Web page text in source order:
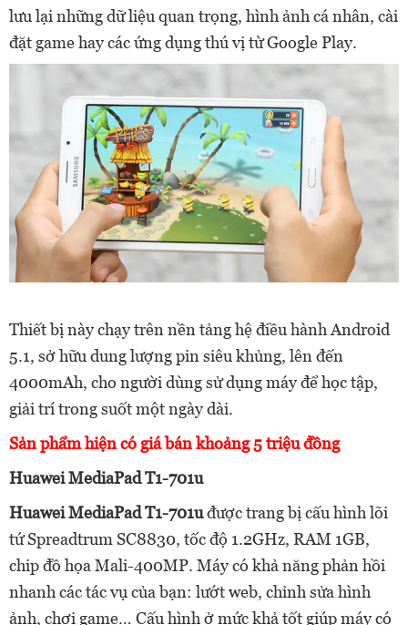
lưu lại những dữ liệu quan trọng, hình ảnh cá nhân, cài
đặt game hay các ứng dụng thú vị từ Google Play.
Thiết bị này chạy trên nền tảng hệ điều hành Android
5.1, sở hữu dung lượng pin siêu khủng, lên đến
4000mAh, cho người dùng sử dụng máy để học tập,
giải trí trong suốt một ngày dài.
Sản phẩm hiện có giá bán khoảng 5 triệu đồng
Huawei MediaPad T1-701u
Huawei MediaPad T1-701uđược trang bị cấu hình lõi
tứ Spreadtrum SC8830, tốc độ 1.2GHz, RAM 1GB,
chip đồ họa Mali-400MP. Máy có khả năng phản hồi
nhanh các tác vụ của bạn: lướt web, chỉnh sửa hình
ảnh, chơi game… Cấu hình ở mức khả tốt giúp máy có